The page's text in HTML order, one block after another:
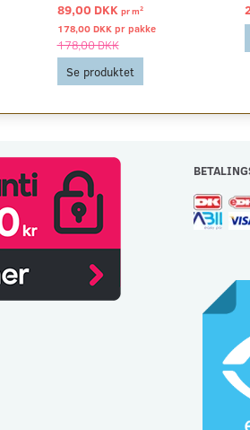
89,00 DKK prm2
178,00 DKK pr pakke
178,00 DKK
Se produktet